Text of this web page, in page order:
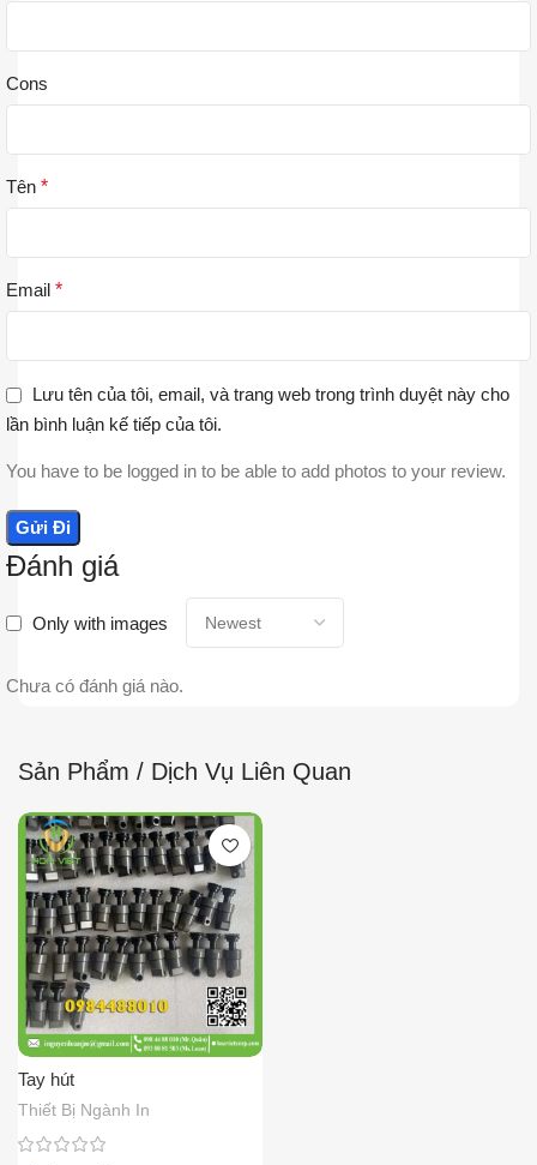
Đánh giá
Only with images
Chưa có đánh giá nào.
Cons
Tên *
Email *
Lưu tên của tôi, email, và trang web trong trình duyệt này cho
lần bình luận kế tiếp của tôi.
You have to be logged in to be able to add photos to your review.
Sản Phẩm / Dịch Vụ Liên Quan
Tay hút
Thiết Bị Ngành In